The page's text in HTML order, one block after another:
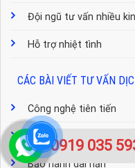
Đội ngũ tư vấn nhiều
Hỗ trợ nhiệt tình
CÁC BÀI VIẾT TƯ VẤN
Công nghệ tiên tiến
Dịch vụ chu đáo
Bảo hành dài hạn
0919 035